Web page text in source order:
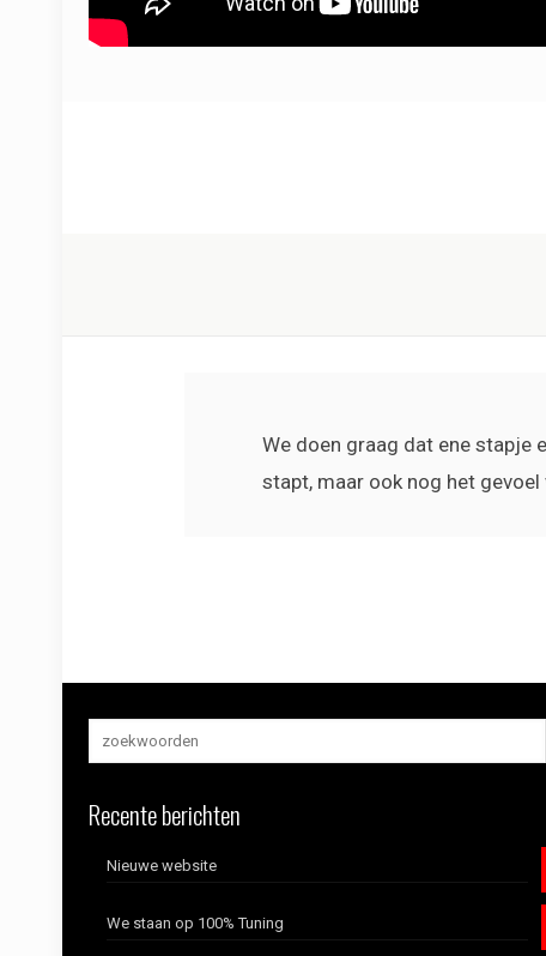
We doen graag dat ene stapje
stapt, maar ook nog het
Recente berichten
Nieuwe website
We staan op 100% Tuning